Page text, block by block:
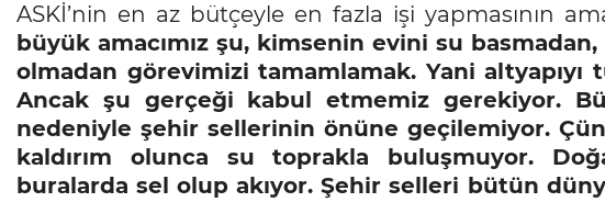
ASKİ’nin en az bütçeyle en fazla işi yapmasının
büyük amacımız şu, kimsenin evini su
olmadan görevimizi tamamlamak. Yani
Ancak şu gerçeği kabul etmemiz gerekiyor.
nedeniyle şehir sellerinin önüne geçilemiyor.
kaldırım olunca su toprakla buluşmuyor.
buralarda sel olup akıyor. Şehir selleri bütün